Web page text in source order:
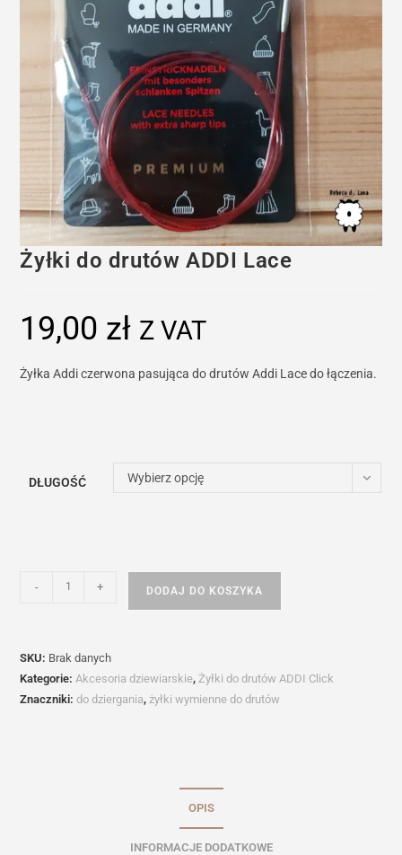
Żyłki do drutów ADDI Lace
19,00 zł Z VAT
Żyłka Addi czerwona pasująca do drutów Addi Lace do łączenia.
DŁUGOŚĆ Wybierz opcję
Lace
- + DODAJ DO KOSZYKA
SKU: Brak danych
Kategorie: Akcesoria dziewiarskie,Żyłki do drutów ADDI Click
Znaczniki:do dziergania,żyłki wymienne do drutów
OPIS
INFORMACJE DODATKOWE